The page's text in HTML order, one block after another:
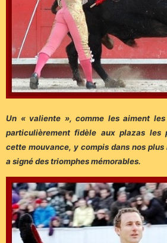
Un « valiente », comme les aiment
particulièrement fidèle aux plazas les
cette mouvance, y compis dans nos
a signé des triomphes mémorables.